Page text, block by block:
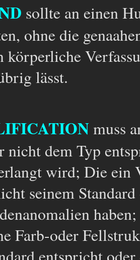
sollte an einen
ohne die
körperliche
lässt.
muss
nicht dem Typ
wird; Die ein
seinem
Farb-oder
entspricht